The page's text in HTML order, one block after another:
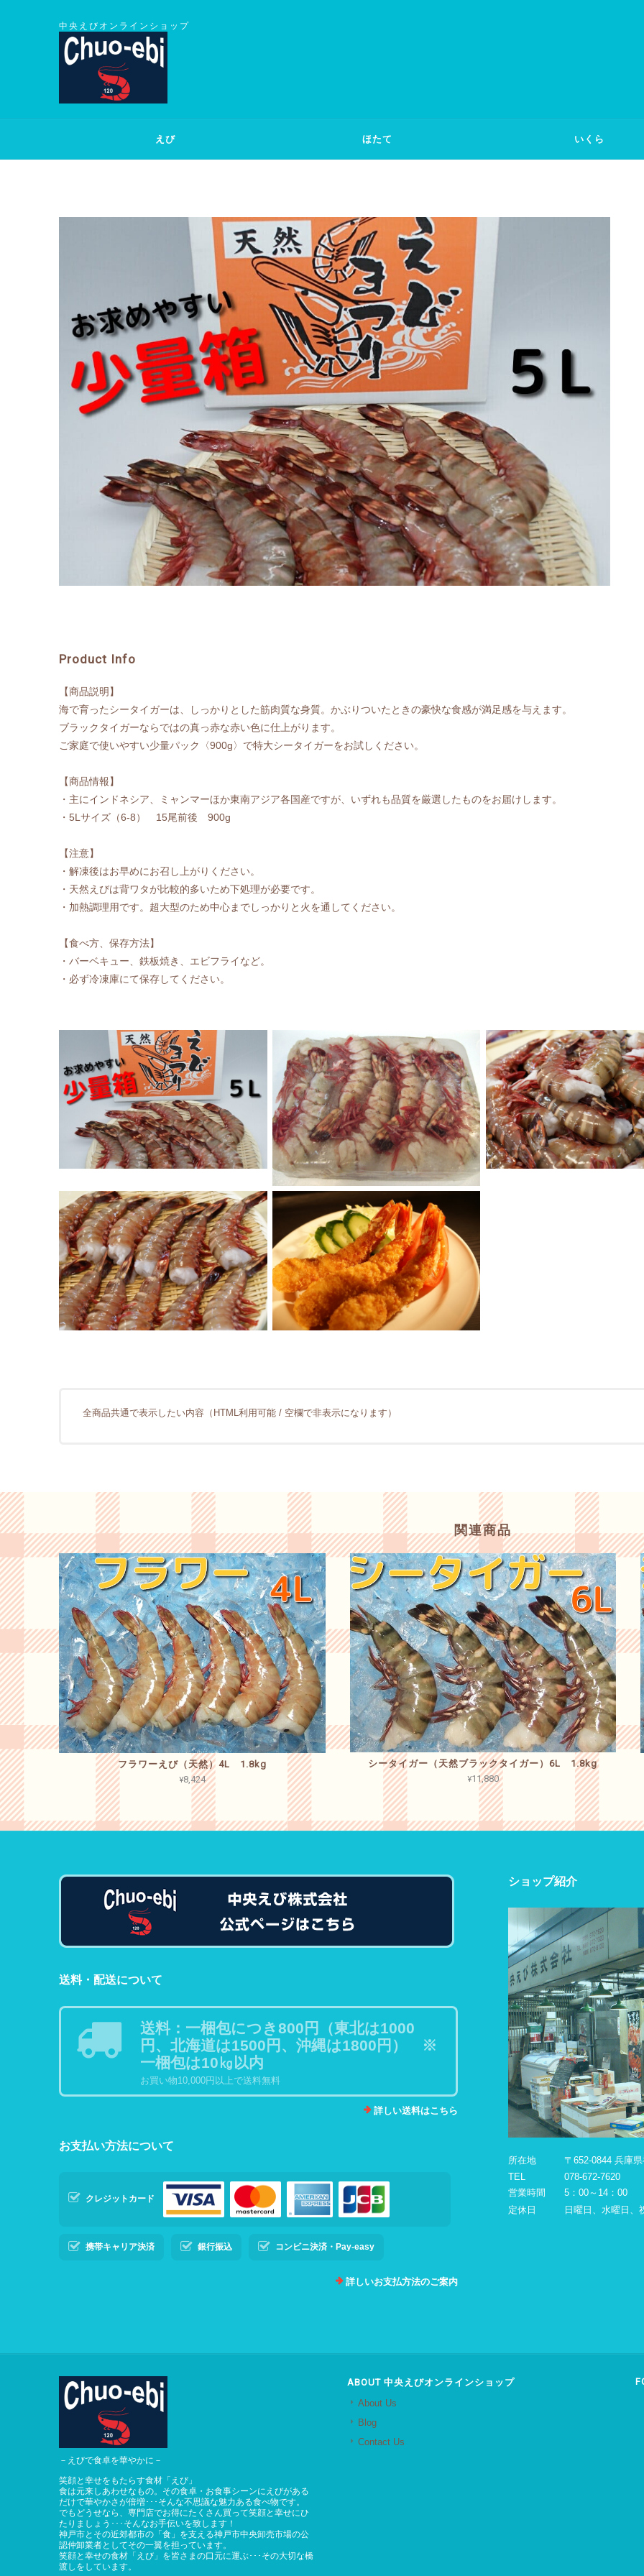
中央えびオンラインショップ
えび ほたて いくら
Product Info
【商品説明】
海で育ったシータイガーは、しっかりとした筋肉質な身質。かぶりついたときの豪快な食感が満足感を与えます。
ブラックタイガーならではの真っ赤な赤い色に仕上がります。
ご家庭で使いやすい少量パック〈900g〉で特大シータイガーをお試しください。
【商品情報】
・主にインドネシア、ミャンマーほか東南アジア各国産ですが、いずれも品質を厳選したものをお届けします。
・5Lサイズ（6-8） 15尾前後 900g
【注意】
・解凍後はお早めにお召し上がりください。
・天然えびは背ワタが比較的多いため下処理が必要です。
・加熱調理用です。超大型のため中心までしっかりと火を通してください。
【食べ方、保存方法】
・バーベキュー、鉄板焼き、エビフライなど。
・必ず冷凍庫にて保存してください。
全商品共通で表示したい内容（HTML利用可能 / 空欄で非表示になります）
関連商品
フラワーえび（天然）4L 1.8kg
¥8,424
シータイガー（天然ブラックタイガー）6L 1.8kg
¥11,880
送料・配送について
送料：一梱包につき800円（東北は1000
円、北海道は1500円、沖縄は1800円） ※
一梱包は10㎏以内
お買い物10,000円以上で送料無料
詳しい送料はこちら
お支払い方法について
クレジットカード
携帯キャリア決済 銀行振込 コンビニ決済・Pay-easy
詳しいお支払方法のご案内
ショップ紹介
所在地
〒652-0844 兵庫
TEL
078-672-7620
営業時間
5：00～14：00
定休日
日曜日、水曜日、
－えびで食卓を華やかに－
笑顔と幸せをもたらす食材「えび」
食は元来しあわせなもの。その食卓・お食事シーンにえびがある
だけで華やかさが倍増･･･そんな不思議な魅力ある食べ物です。
でもどうせなら、専門店でお得にたくさん買って笑顔と幸せにひ
たりましょう･･･そんなお手伝いを致します！
神戸市とその近郊都市の「食」を支える神戸市中央卸売市場の公
認仲卸業者としてその一翼を担っています。
笑顔と幸せの食材「えび」を皆さまの口元に運ぶ･･･その大切な橋
渡しをしています。
ABOUT 中央えびオンラインショップ
About Us
Blog
Contact Us